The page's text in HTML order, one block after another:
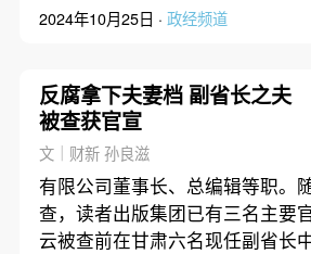
2024年10月25日 · 政经频道
反腐拿下夫妻档 副省长之夫
被查获官宣
文｜财新 孙良滋
有限公司董事长、总编辑等职。
查，读者出版集团已有三名主要
云被查前在甘肃六名现任副省长